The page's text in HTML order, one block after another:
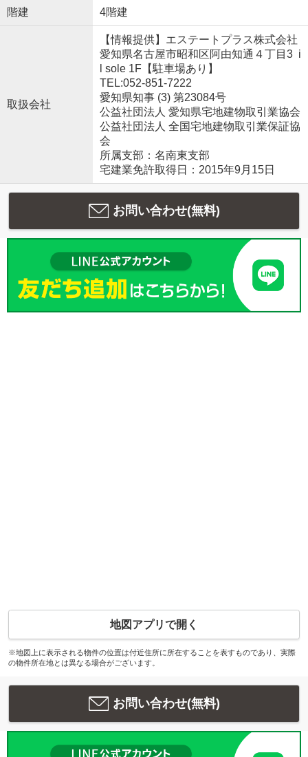
階建 4階建
取扱会社
【情報提供】エステートプラス株式会社
愛知県名古屋市昭和区阿由知通４丁目3 i
l sole 1F【駐車場あり】
TEL:052-851-7222
愛知県知事 (3) 第23084号
公益社団法人 愛知県宅地建物取引業協会
公益社団法人 全国宅地建物取引業保証協
会
所属支部：名南東支部
宅建業免許取得日：2015年9月15日
お問い合わせ(無料)
地図アプリで開く
※地図上に表示される物件の位置は付近住所に所在することを表すものであり、実際
の物件所在地とは異なる場合がございます。
お問い合わせ(無料)